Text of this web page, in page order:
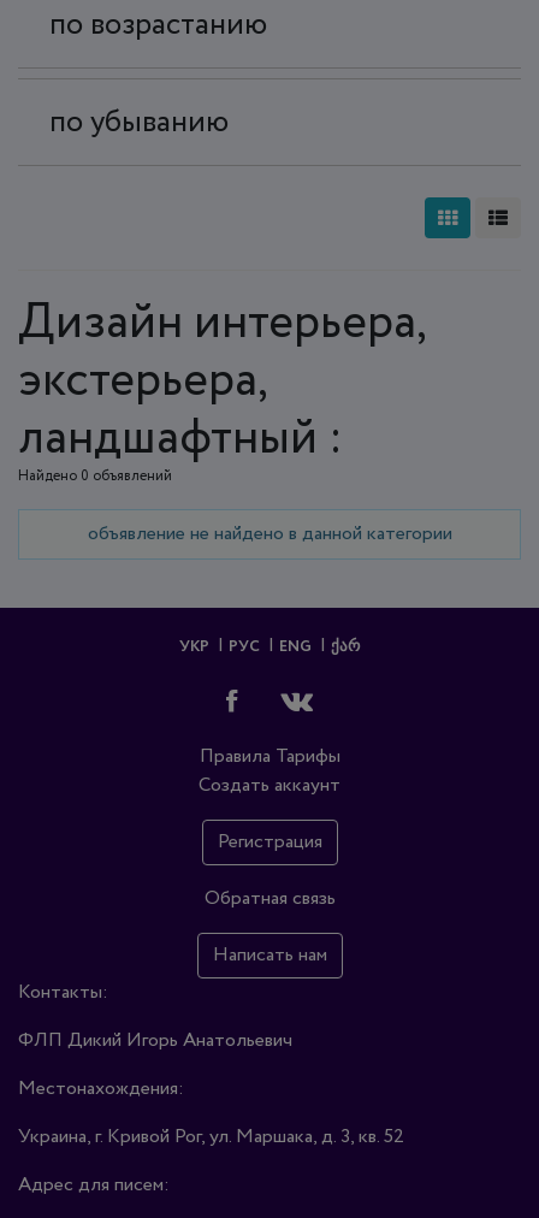
по возрастанию
по убыванию
Дизайн интерьера,
экстерьера,
ландшафтный :
Найдено 0 объявлений
объявление не найдено в данной категории
УКР РУС ENG ᲥᲐᲠ
Правила Тарифы
Создать аккаунт
Регистрация
Обратная связь
Написать нам
Контакты:
ФЛП Дикий Игорь Анатольевич
Местонахождения:
Украина, г. Кривой Рог, ул. Маршака, д. 3, кв. 52
Адрес для писем: